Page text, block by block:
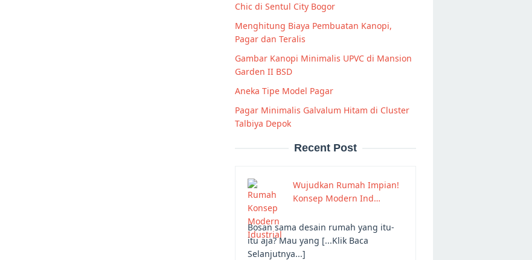
Chic di Sentul City Bogor
Menghitung Biaya Pembuatan Kanopi,
Pagar dan Teralis
Gambar Kanopi Minimalis UPVC di Mansion
Garden II BSD
Aneka Tipe Model Pagar
Pagar Minimalis Galvalum Hitam di Cluster
Talbiya Depok
Recent Post
Wujudkan Rumah Impian!
Konsep Modern Ind…
Bosan sama desain rumah yang itu-
itu aja? Mau yang [...Klik Baca
Selanjutnya...]